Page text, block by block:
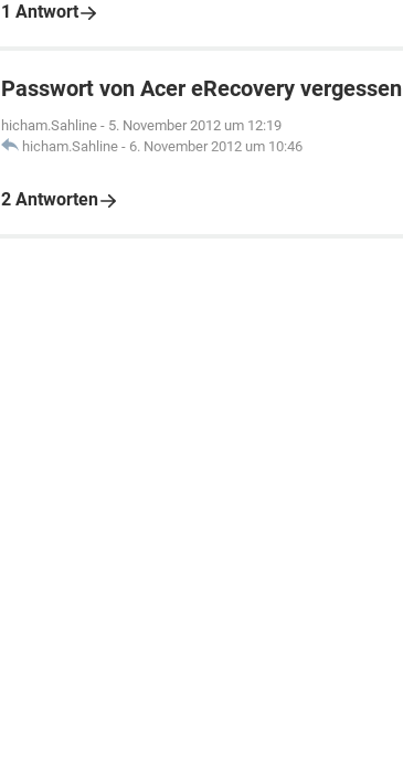
1 Antwort
Passwort von Acer eRecovery vergessen
hicham.Sahline - 5. November 2012 um 12:19
hicham.Sahline - 6. November 2012 um 10:46
2 Antworten